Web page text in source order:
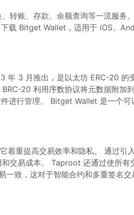
转账、存款、余额查询等一流服
载 Bitget Wallet，适用于 iOS、
3 月推出，是以太坊 ERC-20 的
20 利用序数协议将元数据附加
行管理。 Bitget Wallet 是一个可
着重提高交易效率和隐私。 通过引
交易成本。 Taproot 还通过使所有
致，这对于智能合约和多重签名